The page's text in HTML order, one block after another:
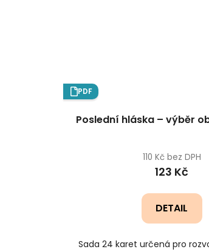
PDF
Poslední hláska – výběr
110 Kč bez DPH
123 Kč
DETAIL
Sada 24 karet určená pro